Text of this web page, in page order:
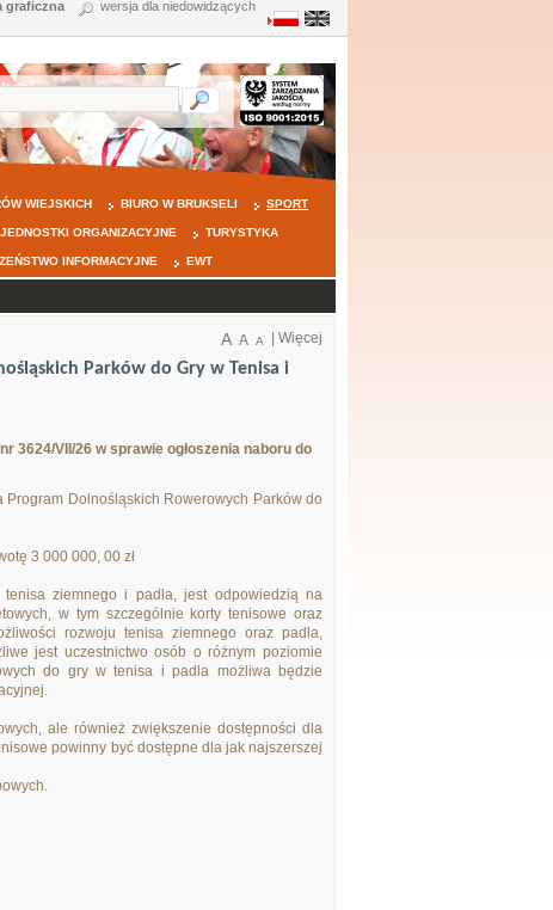
graficzna wersja dla niedowidzących
WIEJSKICH BIURO W BRUKSELI SPORT
JEDNOSTKI ORGANIZACYJNE TURYSTYKA
INFORMACYJNE EWT
Więcej
A A A
Parków do Gry w Tenisa i
3624/VII/26 w sprawie ogłoszenia naboru do
Dolnośląskich Rowerowych Parków do
3 000 000, 00 zł
ziemnego i padla, jest odpowiedzią na
w tym szczególnie korty tenisowe oraz
rozwoju tenisa ziemnego oraz padla,
jest uczestnictwo osób o różnym poziomie
do gry w tenisa i padla możliwa będzie
ale również zwiększenie dostępności dla
powinny być dostępne dla jak najszerszej